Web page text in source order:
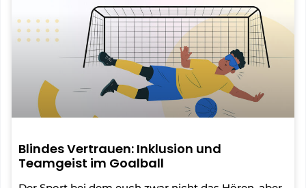
Blindes Vertrauen: Inklusion und
Teamgeist im Goalball